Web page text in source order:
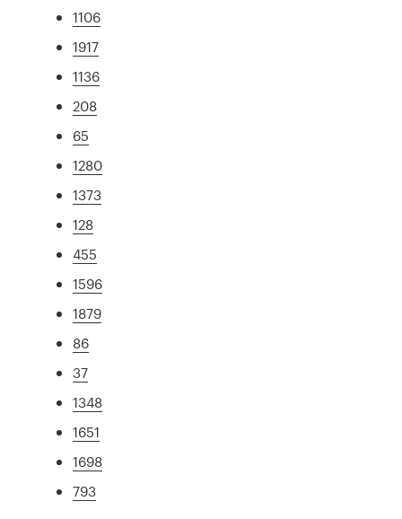
1106
1917
1136
208
65
1280
1373
128
455
1596
1879
86
37
1348
1651
1698
793